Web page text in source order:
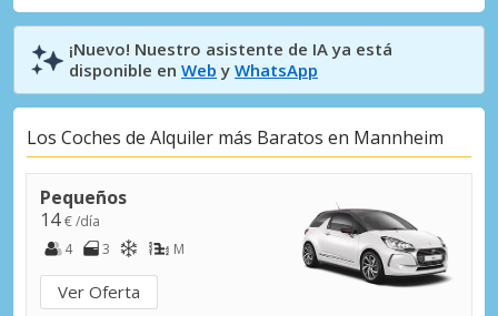
¡Nuevo! Nuestro asistente de IA ya está
disponible en Web y WhatsApp
Los Coches de Alquiler más Baratos en Mannheim
Pequeños
14€ /día
4
3 M
Ver Oferta